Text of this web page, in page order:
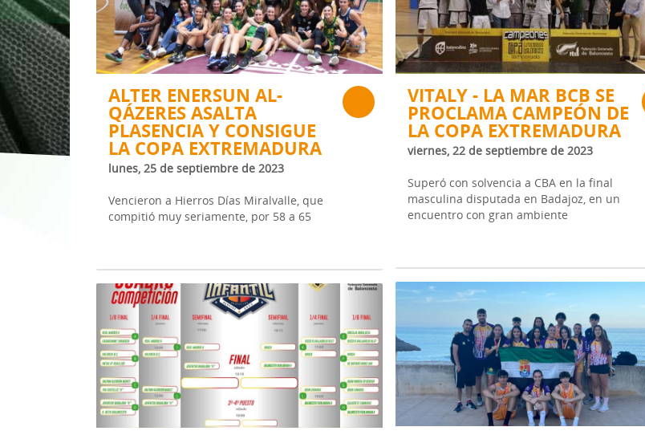
1ª División Nacional
3x3
Copa de Extremadura
Torneos Amistosos
Formación Continua/Permanente
Clinic Entrenadores
Tarifas
ALTER ENERSUN AL-
QÁZERES ASALTA
PLASENCIA Y CONSIGUE
LA COPA EXTREMADURA
lunes, 25 de septiembre de 2023
Vencieron a Hierros Días Miralvalle, que
compitió muy seriamente, por 58 a 65
VITALY - LA MAR BCB SE
PROCLAMA CAMPEÓN DE
LA COPA EXTREMADURA
viernes, 22 de septiembre de 2023
Superó con solvencia a CBA en la final
masculina disputada en Badajoz, en un
encuentro con gran ambiente